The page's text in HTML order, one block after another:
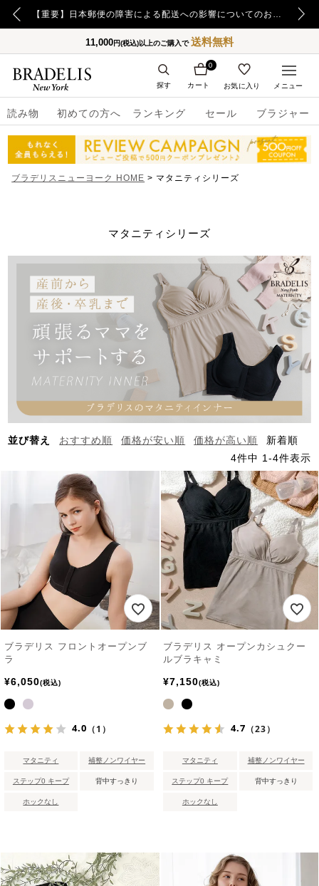
【重要】日本郵便の障害による配送への影響についてのお詫び
11,000円(税込)以上のご購入で送料無料
読み物 初めての方へ ランキング セール ブラジャー
カート
0
お気に入り
探す メニュー
ブラデリスニューヨーク HOME マタニティシリーズ
マタニティシリーズ
並び替え おすすめ順 価格が安い順 価格が高い順
新着順
4件中 1-4件表示
ブラデリス フロントオープンブ
ラ
¥6,050 税込
4.0 （1）
マタニティ 補整ノンワイヤー
ステップ0 キープ 背中すっきり
ホックなし
ブラデリス オープンカシュクー
ルブラキャミ
¥7,150 税込
4.7 （23）
マタニティ 補整ノンワイヤー
ステップ0 キープ 背中すっきり
ホックなし